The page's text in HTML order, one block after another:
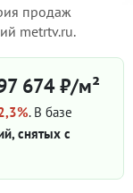
продаж
metrtv.ru.
674 ₽/м²
. В базе
снятых с